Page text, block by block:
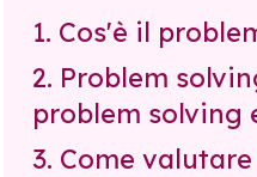
1. Cos'è il
2. Problem
problem solving
3. Come